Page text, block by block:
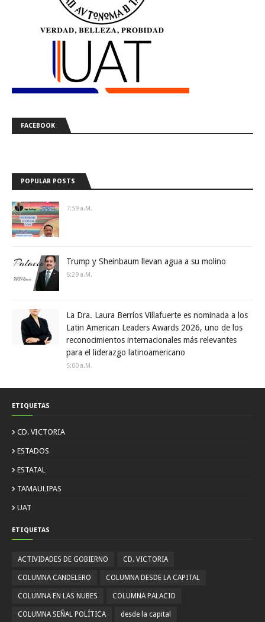
FACEBOOK
POPULAR POSTS
7:59 A.m.
Trump y Sheinbaum llevan agua a su molino
6:29 A.m.
La Dra. Laura Berríos Villafuerte es nominada a los
Latin American Leaders Awards 2026, uno de los
reconocimientos internacionales más relevantes
para el liderazgo latinoamericano
5:00 A.m.
ETIQUETAS
CD. VICTORIA
ESTADOS
ESTATAL
TAMAULIPAS
UAT
ETIQUETAS
ACTIVIDADES DE GOBIERNO CD. VICTORIA
COLUMNA CANDELERO COLUMNA DESDE LA CAPITAL
COLUMNA EN LAS NUBES COLUMNA PALACIO
COLUMNA SEÑAL POLÍTICA desde la capital